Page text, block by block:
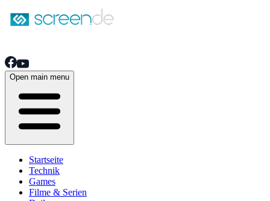
Open main menu
Startseite
Technik
Games
Filme & Serien